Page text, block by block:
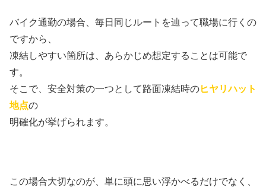
バイク通勤の場合、毎日同じルートを辿って職場に行くの
ですから、
凍結しやすい箇所は、あらかじめ想定することは可能で
す。
そこで、安全対策の一つとして路面凍結時のヒヤリハット
地点の
明確化が挙げられます。
この場合大切なのが、単に頭に思い浮かべるだけでなく、